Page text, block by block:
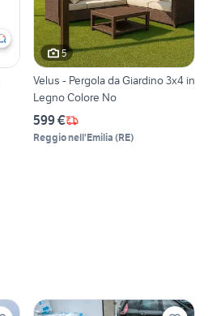
5
Velus - Pergola da Giardino 3x4 in
Legno Colore No
599 €
Reggio nell'Emilia (RE)